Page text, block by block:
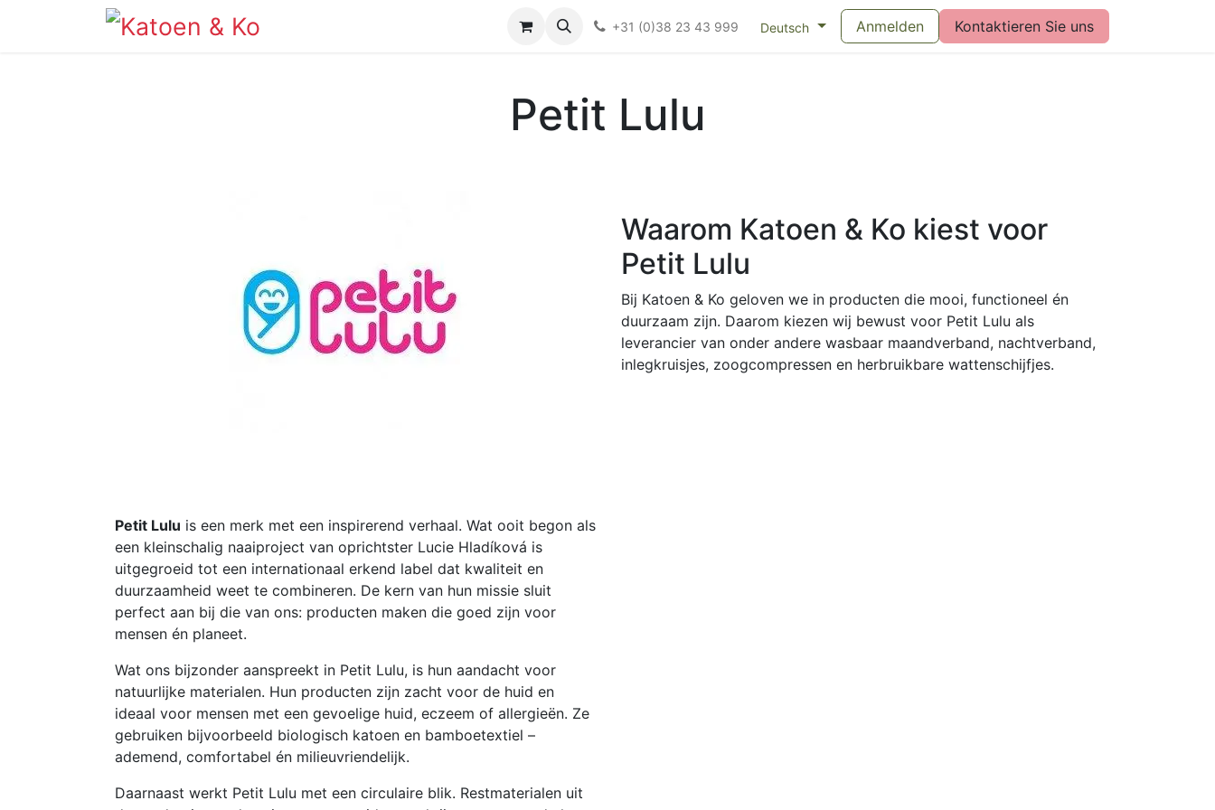
Kieswijzer nacht- en kraamverband Kieswijzer maandverband Vragen over menstruatiecups
+31 (0)38 23 43 999 Deutsch Anmelden Kontaktieren Sie uns
Petit Lulu
Waarom Katoen & Ko kiest voor
Petit Lulu
Bij Katoen & Ko geloven we in producten die mooi, functioneel én
duurzaam zijn. Daarom kiezen wij bewust voor Petit Lulu als
leverancier van onder andere wasbaar maandverband, nachtverband,
inlegkruisjes, zoogcompressen en herbruikbare wattenschijfjes.
Petit Lulu is een merk met een inspirerend verhaal. Wat ooit begon als
een kleinschalig naaiproject van oprichtster Lucie Hladíková is
uitgegroeid tot een internationaal erkend label dat kwaliteit en
duurzaamheid weet te combineren. De kern van hun missie sluit
perfect aan bij die van ons: producten maken die goed zijn voor
mensen én planeet.
Wat ons bijzonder aanspreekt in Petit Lulu, is hun aandacht voor
natuurlijke materialen. Hun producten zijn zacht voor de huid en
ideaal voor mensen met een gevoelige huid, eczeem of allergieën. Ze
gebruiken bijvoorbeeld biologisch katoen en bamboetextiel –
ademend, comfortabel én milieuvriendelijk.
Daarnaast werkt Petit Lulu met een circulaire blik. Restmaterialen uit